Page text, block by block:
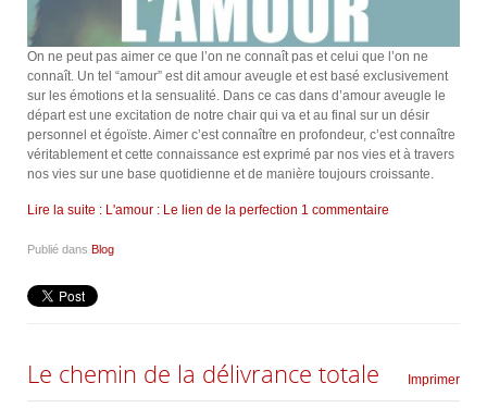
On ne peut pas aimer ce que l’on ne connaît pas et celui que l’on ne
connaît. Un tel “amour” est dit amour aveugle et est basé exclusivement
sur les émotions et la sensualité. Dans ce cas dans d’amour aveugle le
départ est une excitation de notre chair qui va et au final sur un désir
personnel et égoïste. Aimer c’est connaître en profondeur, c’est connaître
véritablement et cette connaissance est exprimé par nos vies et à travers
nos vies sur une base quotidienne et de manière toujours croissante.
Lire la suite : L'amour : Le lien de la perfection 1 commentaire
Publié dans Blog
Imprimer
Le chemin de la délivrance totale